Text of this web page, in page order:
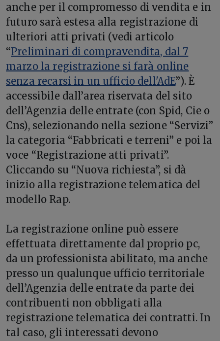
anche per il compromesso di vendita e in
futuro sarà estesa alla registrazione di
ulteriori atti privati (vedi articolo
“Preliminari di compravendita, dal 7
marzo la registrazione si farà online
senza recarsi in un ufficio dell'AdE”). È
accessibile dall’area riservata del sito
dell’Agenzia delle entrate (con Spid, Cie o
Cns), selezionando nella sezione “Servizi”
la categoria “Fabbricati e terreni” e poi la
voce “Registrazione atti privati”.
Cliccando su “Nuova richiesta”, si dà
inizio alla registrazione telematica del
modello Rap.
La registrazione online può essere
effettuata direttamente dal proprio pc,
da un professionista abilitato, ma anche
presso un qualunque ufficio territoriale
dell’Agenzia delle entrate da parte dei
contribuenti non obbligati alla
registrazione telematica dei contratti. In
tal caso, gli interessati devono